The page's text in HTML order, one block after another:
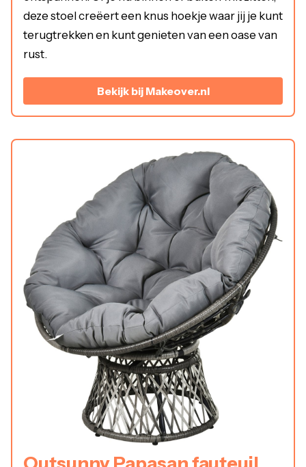
deze stoel creëert een knus hoekje waar jij je kunt
terugtrekken en kunt genieten van een oase van
rust.
Bekijk bij Makeover.nl